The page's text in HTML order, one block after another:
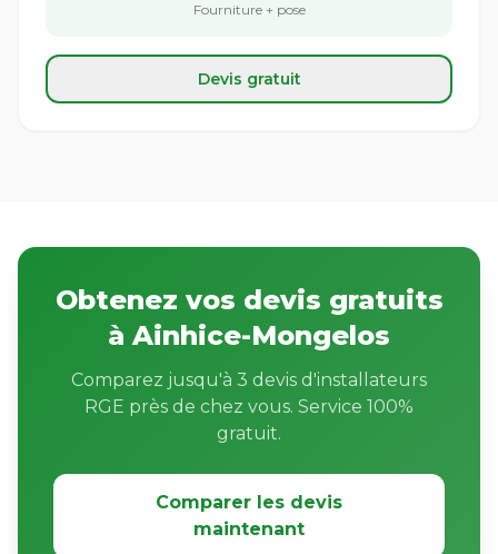
Fourniture + pose
Devis gratuit
Obtenez vos devis gratuits
à Ainhice-Mongelos
Comparez jusqu'à 3 devis d'installateurs
RGE près de chez vous. Service 100%
gratuit.
Comparer les devis
maintenant